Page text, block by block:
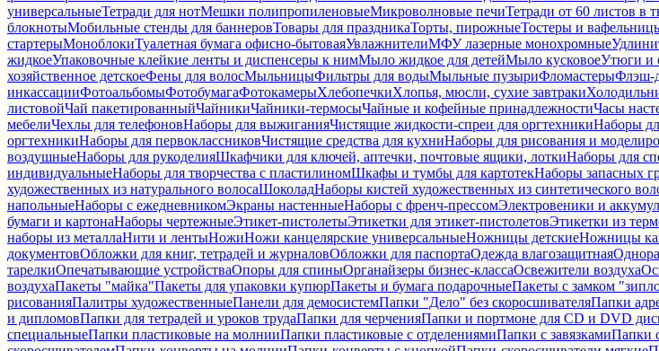
универсальныеТетради для нотМешки полипропиленовыеМикроволновые печиТетради от 60 листов в
блокнотыМобильные стенды для баннеровТовары для праздникаТорты, пирожныеТостеры и
стартерыМоноблокиТуалетная бумага офисно-бытоваяУвлажнителиМФУ лазерные монохромные
жидкоеУпаковочные клейкие ленты и диспенсеры к нимМыло жидкое для детейМыло кусковоеУтюги и
хозяйственное детскоеФены для волосМыльницыФильтры для водыМыльные пузыриФломастерыФлэш-
инкассацииФотоальбомыФотобумагаФотокамерыХлебопечкиХлопья, мюсли, сухие завтраки
листовойЧай пакетированныйЧайникиЧайники-термосыЧайные и кофейные принадлежностиЧасы
мебелиЧехлы для телефоновНаборы для выжиганияЧистящие жидкости-спреи для оргтехникиНаборы
оргтехникиНаборы для первоклассниковЧистящие средства для кухниНаборы для рисования и
воздушныеНаборы для рукоделияШкафчики для ключей, аптечки, почтовые ящики, лоткиНаборы для
индивидуальныеНаборы для творчества с пластилиномШкафы и тумбы для картотекНаборы запасных
художественных из натурального волосаШоколадНаборы кистей художественных из синтетического
напольныеНаборы с ежедневникомЭкраны настенныеНаборы с френч-прессомЭлектровеники и
бумаги и картонаНаборы чертежныеЭтикет-пистолетыЭтикетки для этикет-пистолетовЭтикетки из
наборы из металлаНити и лентыНожиНожи канцелярские универсальныеНожницы детскиеНожницы
документовОбложки для книг, тетрадей и журналовОбложки для паспортаОдежда влагозащитная
тарелкиОпечатывающие устройстваОпоры для спиныОрганайзеры бизнес-классаОсвежители воздуха
воздухаПакеты "майка"Пакеты для упаковки купюрПакеты и бумага подарочныеПакеты с замком
рисованияПалитры художественныеПанели для демосистемПапки "Дело" без скоросшивателяПапки
и дипломовПапки для тетрадей и уроков трудаПапки для черченияПапки и портмоне для CD и DVD
специальныеПапки пластиковые на молнииПапки пластиковые с отделениямиПапки с завязкамиПапки